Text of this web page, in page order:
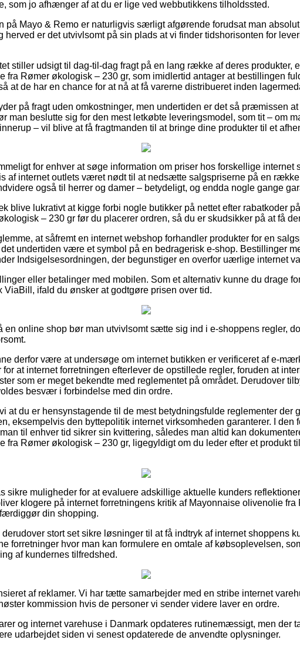
som jo afhænger af at du er lige ved webbutikkens tilholdssted.
på Mayo & Remo er naturligvis særligt afgørende forudsat man
herved er det utvivlsomt på sin plads at vi finder tidshorisonten for
stiller udsigt til dag-til-dag fragt på en lang række af deres produkter,
fra Rømer økologisk – 230 gr, som imidlertid antager at bestillingen
at de har en chance for at nå at få varerne distribueret inden
på fragt uden omkostninger, men undertiden er det så præmissen
man beslutte sig for den mest letkøbte leveringsmodel, som tit – om
– vil blive at få fragtmanden til at bringe dine produkter til et
for enhver at søge information om priser hos forskellige internet
af internet outlets været nødt til at nedsætte salgspriserne på en række
også til herrer og damer – betydeligt, og endda nogle gange
blive lukrativt at kigge forbi nogle butikker på nettet efter rabatkoder
– 230 gr før du placerer ordren, så du er skudsikker på at få
at såfremt en internet webshop forhandler produkter for en
undertiden være et symbol på en bedragerisk e-shop. Bestillinger
Indsigelsesordningen, der begunstiger en overfor uærlige internet
eller betalinger med mobilen. Som et alternativ kunne du drage
ViaBill, ifald du ønsker at godtgøre prisen over tid.
en online shop bør man utvivlsomt sætte sig ind i e-shoppens regler,
derfor være at undersøge om internet butikken er verificeret af e-
at internet forretningen efterlever de opstillede regler, foruden at
som er meget bekendte med reglementet på området. Derudover
besvær i forbindelse med din ordre.
at du er hensynstagende til de mest betydningsfulde reglementer der
eksempelvis den byttepolitik internet virksomheden garanterer. I den
til enhver tid sikrer sin kvittering, således man altid kan
fra Rømer økologisk – 230 gr, ligegyldigt om du leder efter et produkt
sikre muligheder for at evaluere adskillige aktuelle kunders
klogere på internet forretningens kritik af Mayonnaise olivenolie fra
din shopping.
stort set sikre løsninger til at få indtryk af internet shoppens
forretninger hvor man kan formulere en omtale af købsoplevelsen,
af kundernes tilfredshed.
af reklamer. Vi har tætte samarbejder med en stribe internet
kommission hvis de personer vi sender videre laver en ordre.
og internet varehuse i Danmark opdateres rutinemæssigt, men der
udarbejdet siden vi senest opdaterede de anvendte oplysninger.